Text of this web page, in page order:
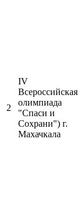
2
IV
Всероссийская
олимпиада
"Спаси и
Сохрани") г.
Махачкала